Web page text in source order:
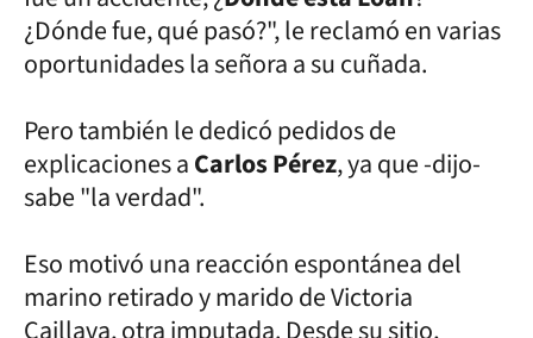
¿Dónde fue, qué pasó?", le reclamó en varias
oportunidades la señora a su cuñada.
Pero también le dedicó pedidos de
explicaciones aCarlos Pérez, ya que -dijo-
sabe "la verdad".
Eso motivó una reacción espontánea del
marino retirado y marido de Victoria